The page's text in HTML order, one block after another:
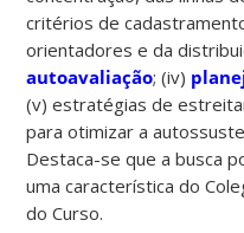
critérios de
orientadores e da
autoavaliação; (iv)
(v) estratégias de
para otimizar a
Destaca-se que a busca
uma característica do
do Curso.